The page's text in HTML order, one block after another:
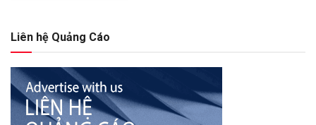
Liên hệ Quảng Cáo